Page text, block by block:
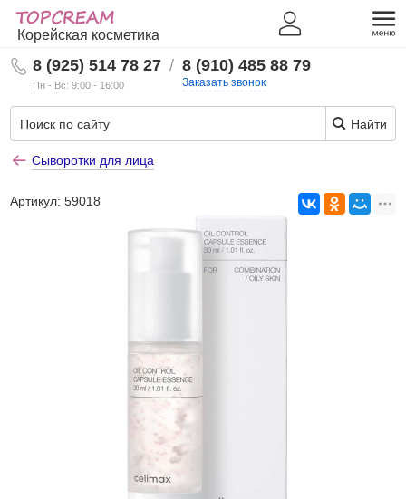
Корейская косметика
8 (925) 514 78 27
Пн - Вс: 9:00 - 16:00
/ 8 (910) 485 88 79
Заказать звонок
Найти
Сыворотки для лица
Артикул:59018